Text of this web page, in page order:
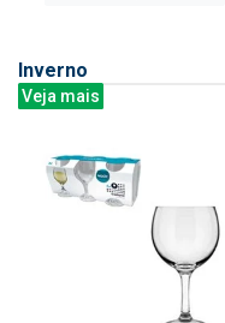
Inverno
Veja mais